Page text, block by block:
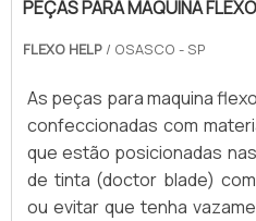
PEÇAS PARA MAQUINA
FLEXO HELP / OSASCO - SP
As peças para maquina
confeccionadas com
que estão posicionadas
de tinta (doctor blade)
ou evitar que tenha